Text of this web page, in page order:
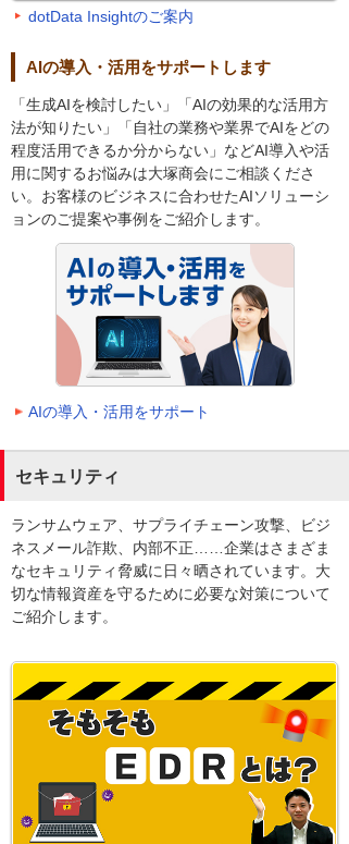
dotData Insightのご案内
AIの導入・活用をサポートします
「生成AIを検討したい」「AIの効果的な活用方
法が知りたい」「自社の業務や業界でAIをどの
程度活用できるか分からない」などAI導入や活
用に関するお悩みは大塚商会にご相談くださ
い。お客様のビジネスに合わせたAIソリューシ
ョンのご提案や事例をご紹介します。
AIの導入・活用をサポート
セキュリティ
ランサムウェア、サプライチェーン攻撃、ビジ
ネスメール詐欺、内部不正……企業はさまざま
なセキュリティ脅威に日々晒されています。大
切な情報資産を守るために必要な対策について
ご紹介します。